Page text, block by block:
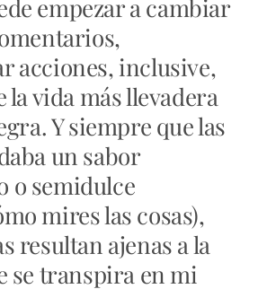
empezar a cambiar
acciones, inclusive,
la vida más llevadera
Y siempre que las
un sabor
o semidulce
mires las cosas),
resultan ajenas a la
se transpira en mi